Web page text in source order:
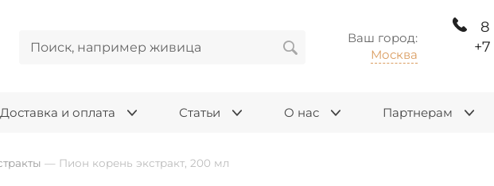
Ваш город:
Москва
8
Доставка и оплата Статьи О нас Партнерам
— Пион корень экстракт, 200 мл